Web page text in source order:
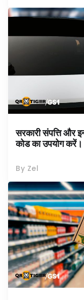
सरकारी संपत्ति और
कोड का उपयोग करें।
By Zel